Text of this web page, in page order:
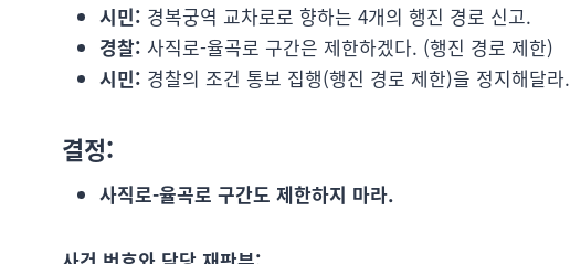
시민: 경복궁역 교차로로 향하는 4개의 행진 경로 신고.
경찰: 사직로-율곡로 구간은 제한하겠다. (행진 경로 제한)
시민: 경찰의 조건 통보 집행(행진 경로 제한)을 정지해달라.
결정:
사직로-율곡로 구간도 제한하지 마라.